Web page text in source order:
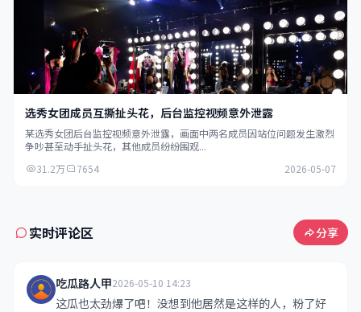
选秀女团成员互撕扯头花，后台监控视频意外泄露
某选秀女团后台监控视频意外泄露，画面中两名成员因站位问题发生激烈
争吵甚至动手扯头花，其他成员纷纷围观...
31.2万
7654 2026-05-07
实时评论区 分享
吃瓜路人甲2026-05-10 14:23
这瓜也太劲爆了吧！没想到他居然是这样的人，粉了好